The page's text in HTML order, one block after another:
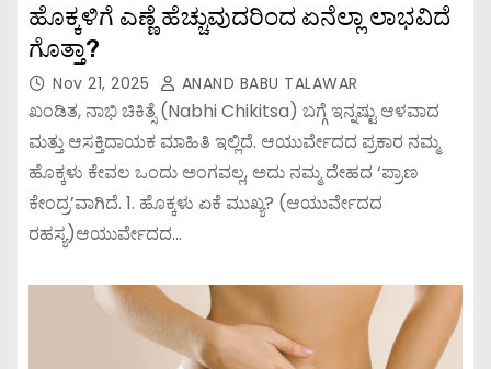
ಹೊಕ್ಕಳಿಗೆ ಎಣ್ಣೆ ಹೆಚ್ಚುವುದರಿಂದ ಏನೆಲ್ಲಾ ಲಾಭವಿದೆ
ಗೊತ್ತಾ?
Nov 21, 2025 ANAND BABU TALAWAR
ಖಂಡಿತ, ನಾಭಿ ಚಿಕಿತ್ಸೆ (Nabhi Chikitsa) ಬಗ್ಗೆ ಇನ್ನಷ್ಟು ಆಳವಾದ
ಮತ್ತು ಆಸಕ್ತಿದಾಯಕ ಮಾಹಿತಿ ಇಲ್ಲಿದೆ. ಆಯುರ್ವೇದದ ಪ್ರಕಾರ ನಮ್ಮ
ಹೊಕ್ಕಳು ಕೇವಲ ಒಂದು ಅಂಗವಲ್ಲ, ಅದು ನಮ್ಮ ದೇಹದ ‘ಪ್ರಾಣ
ಕೇಂದ್ರ’ವಾಗಿದೆ. 1. ಹೊಕ್ಕಳು ಏಕೆ ಮುಖ್ಯ? (ಆಯುರ್ವೇದದ
ರಹಸ್ಯ)ಆಯುರ್ವೇದದ…